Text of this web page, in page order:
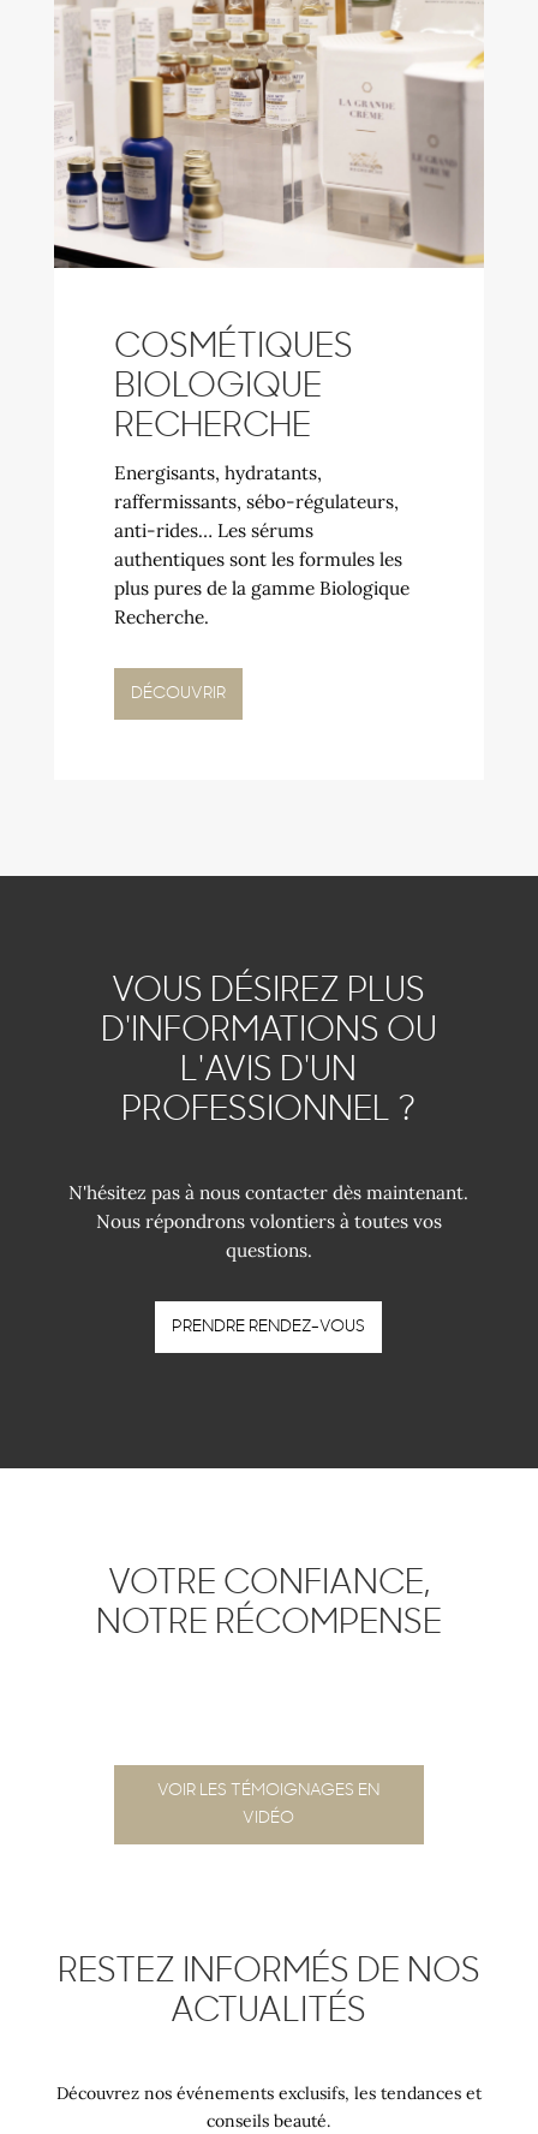
COSMÉTIQUES
BIOLOGIQUE
RECHERCHE
Energisants, hydratants,
raffermissants, sébo-régulateurs,
anti-rides… Les sérums
authentiques sont les formules les
plus pures de la gamme Biologique
Recherche.
DÉCOUVRIR
VOUS DÉSIREZ PLUS
D'INFORMATIONS OU
L'AVIS D'UN
PROFESSIONNEL ?
N'hésitez pas à nous contacter dès maintenant.
Nous répondrons volontiers à toutes vos
questions.
PRENDRE RENDEZ-VOUS
VOTRE CONFIANCE,
NOTRE RÉCOMPENSE
VOIR LES TÉMOIGNAGES EN
VIDÉO
RESTEZ INFORMÉS DE NOS
ACTUALITÉS
Découvrez nos événements exclusifs, les tendances et
conseils beauté.